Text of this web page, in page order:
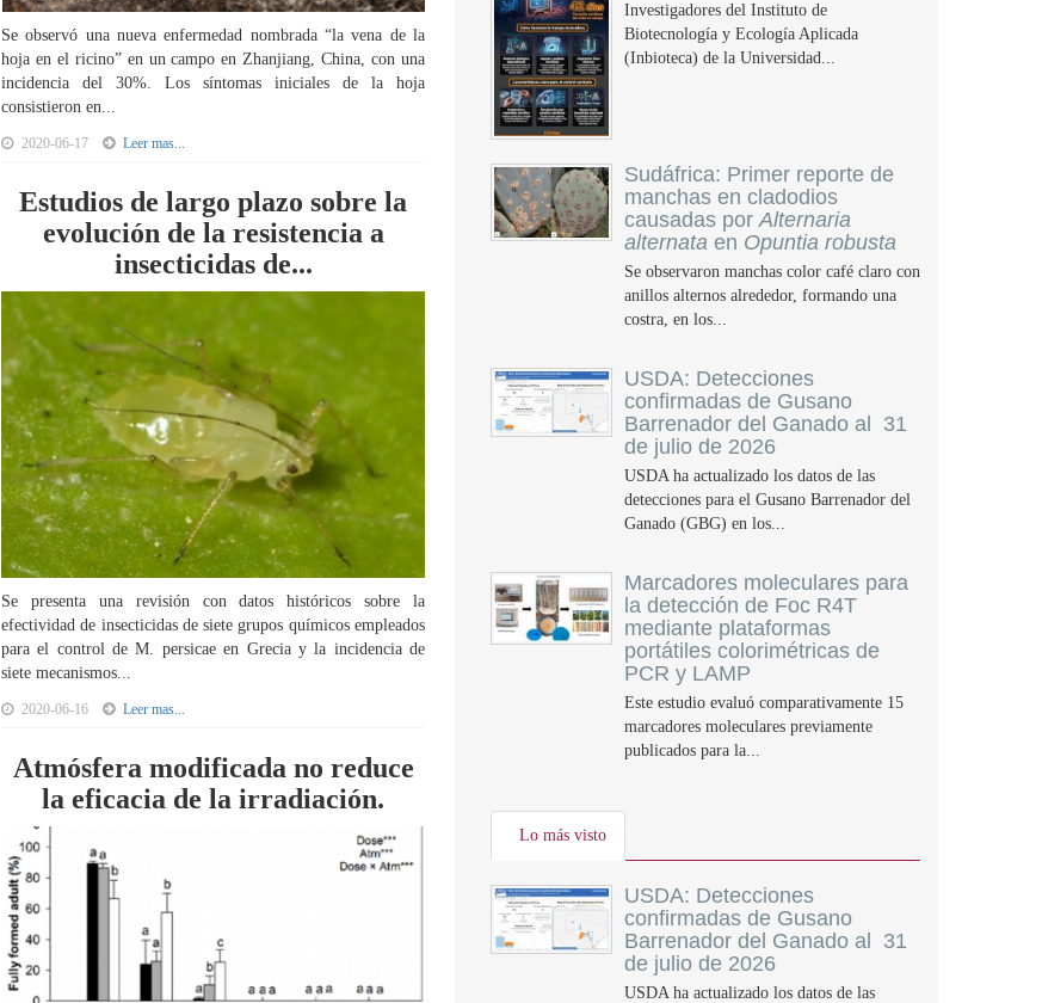
Se observó una nueva enfermedad nombrada “la vena de la
hoja en el ricino” en un campo en Zhanjiang, China, con una
incidencia del 30%. Los síntomas iniciales de la hoja
consistieron en...
2020-06-17 Leer mas...
Estudios de largo plazo sobre la
evolución de la resistencia a
insecticidas de...
Se presenta una revisión con datos históricos sobre la
efectividad de insecticidas de siete grupos químicos empleados
para el control de M. persicae en Grecia y la incidencia de
siete mecanismos...
2020-06-16 Leer mas...
Atmósfera modificada no reduce
la eficacia de la irradiación.
Investigadores del Instituto de
Biotecnología y Ecología Aplicada
(Inbioteca) de la Universidad...
Sudáfrica: Primer reporte de
manchas en cladodios
causadas porAlternaria
alternata en Opuntia robusta
Se observaron manchas color café claro con
anillos alternos alrededor, formando una
costra, en los...
USDA: Detecciones
confirmadas de Gusano
Barrenador del Ganado al 31
de julio de 2026
USDA ha actualizado los datos de las
detecciones para el Gusano Barrenador del
Ganado (GBG) en los...
Marcadores moleculares para
la detección de Foc R4T
mediante plataformas
portátiles colorimétricas de
PCR y LAMP
Este estudio evaluó comparativamente 15
marcadores moleculares previamente
publicados para la...
Lo más visto
USDA: Detecciones
confirmadas de Gusano
Barrenador del Ganado al 31
de julio de 2026
USDA ha actualizado los datos de las